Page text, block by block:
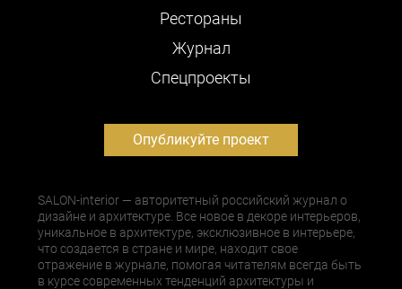
Рестораны
Журнал
Cпецпроекты
Опубликуйте проект
SALON-interior — авторитетный российский журнал о
дизайне и архитектуре. Все новое в декоре интерьеров,
уникальное в архитектуре, эксклюзивное в интерьере,
что создается в стране и мире, находит свое
отражение в журнале, помогая читателям всегда быть
в курсе современных тенденций архитектуры и